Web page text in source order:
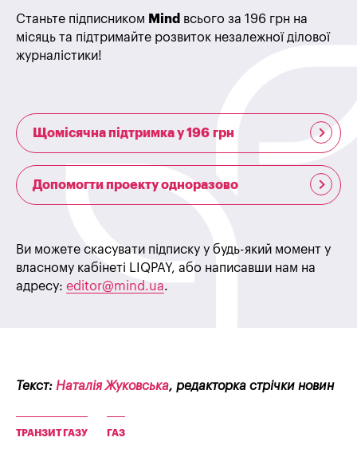
Станьте підписником Mind всього за 196 грн на
місяць та підтримайте розвиток незалежної ділової
журналістики!
Щомісячна підтримка у 196 грн
Допомогти проекту одноразово
Ви можете скасувати підписку у будь-який момент у
власному кабінеті LIQPAY, або написавши нам на
адресу: editor@mind.ua.
Текст: Наталія Жуковська, редакторка стрічки новин
ТРАНЗИТ ГАЗУ ГАЗ